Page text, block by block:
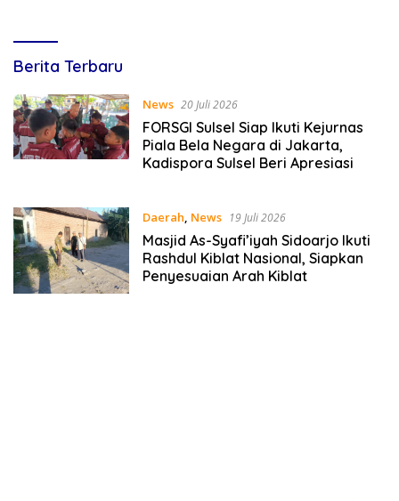
Lines
Berita Terbaru
News 20 Juli 2026
FORSGI Sulsel Siap Ikuti Kejurnas
Piala Bela Negara di Jakarta,
Kadispora Sulsel Beri Apresiasi
Daerah, News 19 Juli 2026
Masjid As-Syafi’iyah Sidoarjo Ikuti
Rashdul Kiblat Nasional, Siapkan
Penyesuaian Arah Kiblat